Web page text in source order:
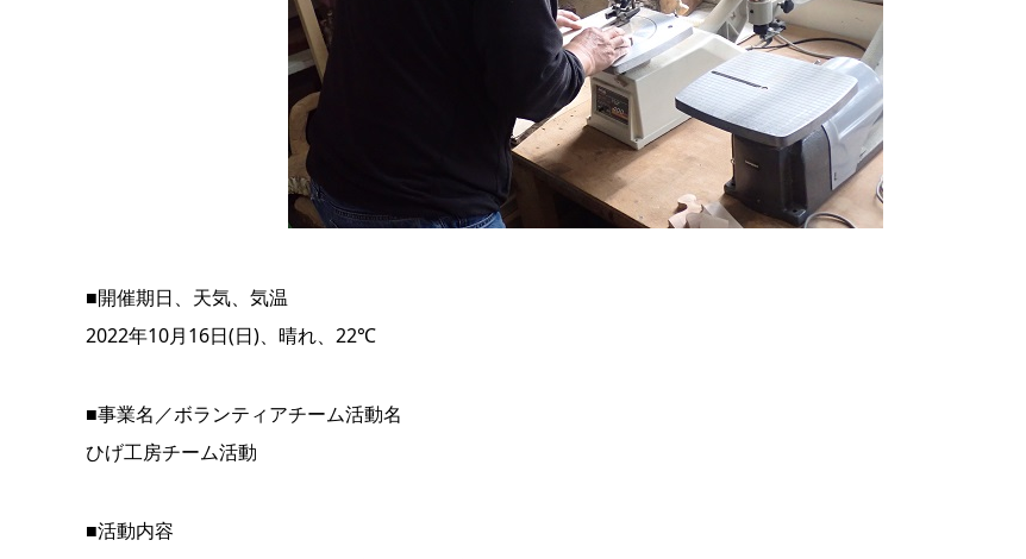
■開催期日、天気、気温
2022年10月16日(日)、晴れ、22℃
■事業名／ボランティアチーム活動名
ひげ工房チーム活動
■活動内容